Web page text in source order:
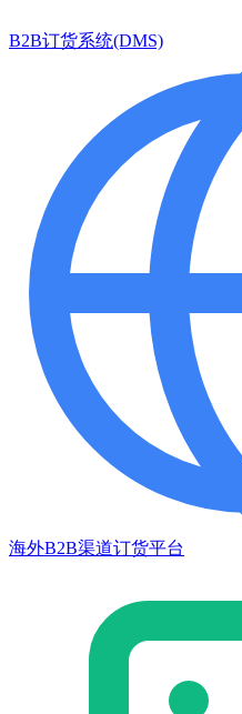
B2B订货系统(DMS)
海外B2B渠道订货平台